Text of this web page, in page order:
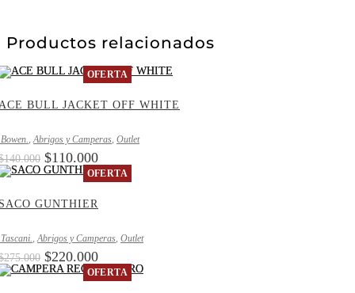
Productos relacionados
OFERTA
BULL JACKET OFF WHITE
Abrigos y Camperas Outlet
140.000 $110.000
OFERTA
GUNTHIER
Abrigos y Camperas Outlet
275.000 $220.000
OFERTA